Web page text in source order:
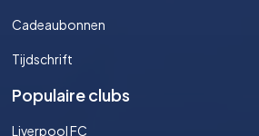
Cadeaubonnen
Tijdschrift
Populaire clubs
Liverpool FC